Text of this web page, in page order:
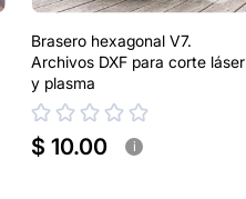
Brasero hexagonal V7.
Archivos DXF para corte láser
y plasma
$ 10.00 i